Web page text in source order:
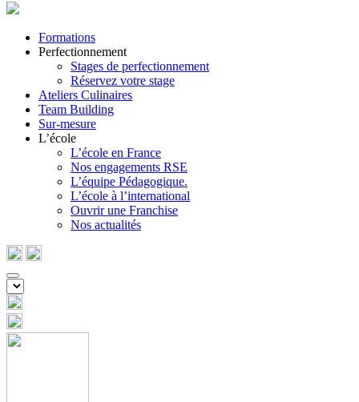
Formations
Perfectionnement
Stages de perfectionnement
Réservez votre stage
Ateliers Culinaires
Team Building
Sur-mesure
L’école
L’école en France
Nos engagements RSE
L’équipe Pédagogique.
L’école à l’international
Ouvrir une Franchise
Nos actualités